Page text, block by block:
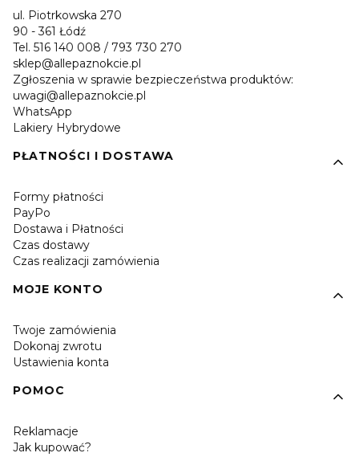
ul. Piotrkowska 270
90 - 361 Łódź
Tel. 516 140 008 / 793 730 270
sklep@allepaznokcie.pl
Zgłoszenia w sprawie bezpieczeństwa produktów:
uwagi@allepaznokcie.pl
WhatsApp
Lakiery Hybrydowe
PŁATNOŚCI I DOSTAWA
Formy płatności
PayPo
Dostawa i Płatności
Czas dostawy
Czas realizacji zamówienia
MOJE KONTO
Twoje zamówienia
Dokonaj zwrotu
Ustawienia konta
POMOC
Reklamacje
Jak kupować?